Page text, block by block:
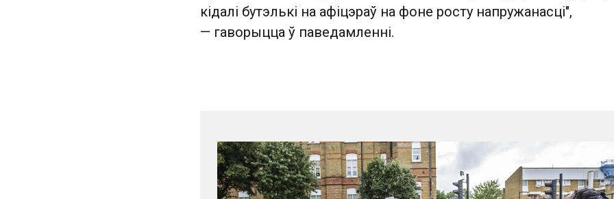
кідалі бутэлькі на афіцэраў на фоне росту напружанасці",
— гаворыцца ў паведамленні.